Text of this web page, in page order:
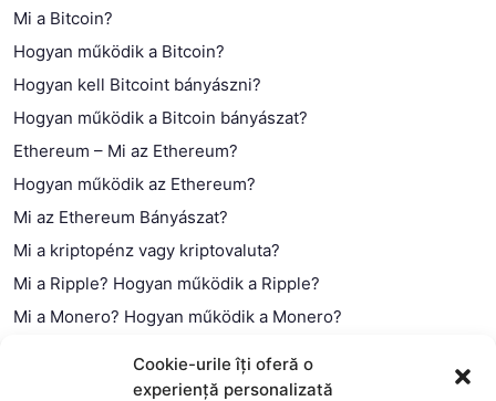
Cookie-urile îți oferă o
experiență personalizată
Mi a Bitcoin?
Hogyan működik a Bitcoin?
Hogyan kell Bitcoint bányászni?
Hogyan működik a Bitcoin bányászat?
Ethereum – Mi az Ethereum?
Hogyan működik az Ethereum?
Mi az Ethereum Bányászat?
Mi a kriptopénz vagy kriptovaluta?
Mi a Ripple? Hogyan működik a Ripple?
Mi a Monero? Hogyan működik a Monero?
Mi a blokklánc (technológia)?